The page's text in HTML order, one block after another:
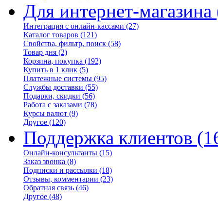
Для интернет-магазина
Интеграция с онлайн-кассами (27)
Каталог товаров (121)
Свойства, фильтр, поиск (58)
Товар дня (2)
Корзина, покупка (192)
Купить в 1 клик (5)
Платежные системы (95)
Службы доставки (55)
Подарки, скидки (56)
Работа с заказами (78)
Курсы валют (9)
Другое (120)
Поддержка клиентов
Онлайн-консультанты (15)
Заказ звонка (8)
Подписки и рассылки (18)
Отзывы, комментарии (23)
Обратная связь (46)
Другое (48)